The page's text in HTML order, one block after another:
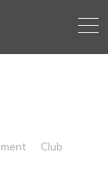
Club